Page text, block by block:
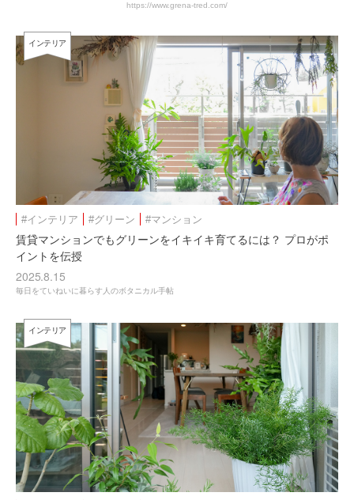
https://www.grena-tred.com/
インテリア
#インテリア #グリーン #マンション
賃貸マンションでもグリーンをイキイキ育てるには？ プロがポ
イントを伝授
2025.8.15
毎日をていねいに暮らす人のボタニカル手帖
インテリア